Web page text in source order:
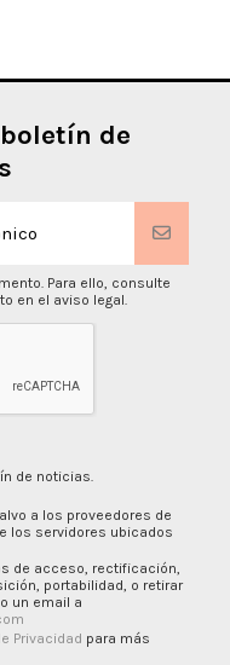
de
Para ello, consulte
en el aviso legal.
de noticias.
a los proveedores de
los servidores ubicados
de acceso, rectificación,
portabilidad, o retirar
un email a
Privacidad para más